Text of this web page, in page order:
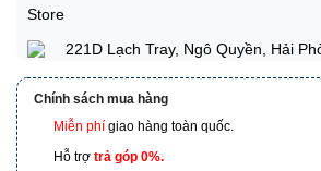
221D Lạch Tray, Ngô Quyền, Hải
173 Nguyễn Thái Bình, Phường 4,
Chí Minh
Chính sách mua hàng
Miễn phí giao hàng toàn quốc.
Hỗ trợ trả góp 0%.